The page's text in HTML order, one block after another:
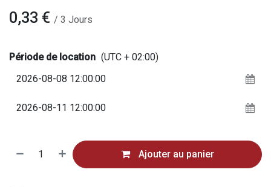
0,33 € / 3 Jours
Période de location (UTC + 02:00)
Ajouter au panier